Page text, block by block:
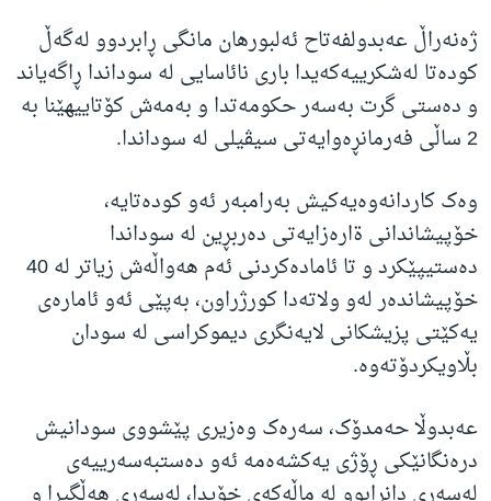
ژەنەراڵ عەبدولفەتاح ئەلبورهان مانگی ڕابردوو لەگەڵ
کودەتا لەشکرییەکەیدا باری نائاسایی لە سوداندا ڕاگەیاند
و دەستی گرت بەسەر حکومەتدا و بەمەش کۆتاییهێنا بە
2 ساڵی فەرمانڕەوایەتی سیڤیلی لە سوداندا.
وەک کاردانەوەیەکیش بەرامبەر ئەو کودەتایە،
خۆپیشاندانی ةارەزایەتی دەربڕین لە سوداندا
دەستیپێکرد و تا ئامادەکردنی ئەم هەواڵەش زیاتر لە 40
خۆپیشاندەر لەو ولاتەدا کورژراون، بەپێی ئەو ئامارەی
یەکێتی پزیشکانی لایەنگری دیموکراسی لە سودان
بڵاویکردۆتەوە.
عەبدوڵا حەمدۆک، سەرەک وەزیری پێشووی سودانیش
درەنگانێکی ڕۆژی یەکشەەمە ئەو دەستبەسەرییەی